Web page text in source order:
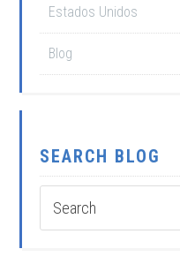
Estados Unidos
Blog
SEARCH BLOG